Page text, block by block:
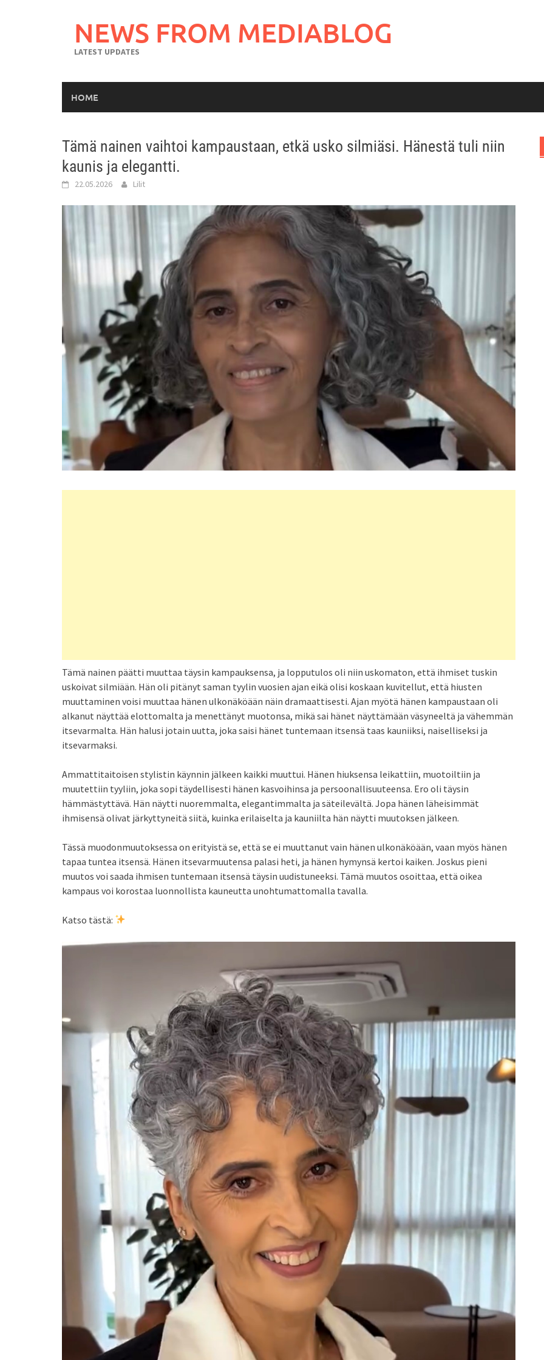
NEWS FROM MEDIABLOG
LATEST UPDATES
HOME
Tämä nainen vaihtoi kampaustaan, etkä usko silmiäsi. Hänestä tuli niin
kaunis ja elegantti.
22.05.2026 Lilit
Tämä nainen päätti muuttaa täysin kampauksensa, ja lopputulos oli niin uskomaton, että ihmiset tuskin
uskoivat silmiään. Hän oli pitänyt saman tyylin vuosien ajan eikä olisi koskaan kuvitellut, että hiusten
muuttaminen voisi muuttaa hänen ulkonäköään näin dramaattisesti. Ajan myötä hänen kampaustaan oli
alkanut näyttää elottomalta ja menettänyt muotonsa, mikä sai hänet näyttämään väsyneeltä ja vähemmän
itsevarmalta. Hän halusi jotain uutta, joka saisi hänet tuntemaan itsensä taas kauniiksi, naiselliseksi ja
itsevarmaksi.
Ammattitaitoisen stylistin käynnin jälkeen kaikki muuttui. Hänen hiuksensa leikattiin, muotoiltiin ja
muutettiin tyyliin, joka sopi täydellisesti hänen kasvoihinsa ja persoonallisuuteensa. Ero oli täysin
hämmästyttävä. Hän näytti nuoremmalta, elegantimmalta ja säteilevältä. Jopa hänen läheisimmät
ihmisensä olivat järkyttyneitä siitä, kuinka erilaiselta ja kauniilta hän näytti muutoksen jälkeen.
Tässä muodonmuutoksessa on erityistä se, että se ei muuttanut vain hänen ulkonäköään, vaan myös hänen
tapaa tuntea itsensä. Hänen itsevarmuutensa palasi heti, ja hänen hymynsä kertoi kaiken. Joskus pieni
muutos voi saada ihmisen tuntemaan itsensä täysin uudistuneeksi. Tämä muutos osoittaa, että oikea
kampaus voi korostaa luonnollista kauneutta unohtumattomalla tavalla.
Katso tästä: